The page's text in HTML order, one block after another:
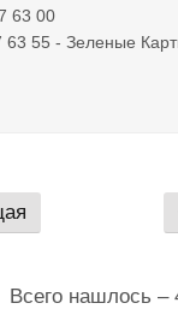
63 00
63 55 - Зеленые
Всего нашлось –